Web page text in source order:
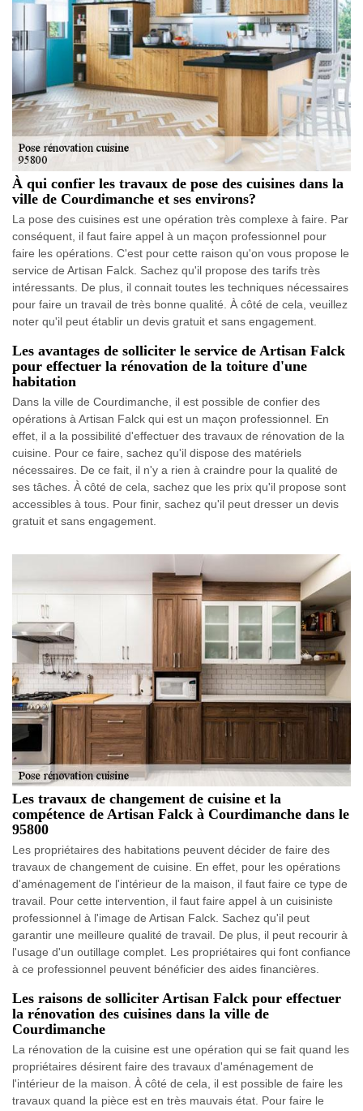
À qui confier les travaux de pose des cuisines dans la
ville de Courdimanche et ses environs?
La pose des cuisines est une opération très complexe à faire. Par
conséquent, il faut faire appel à un maçon professionnel pour
faire les opérations. C'est pour cette raison qu'on vous propose le
service de Artisan Falck. Sachez qu'il propose des tarifs très
intéressants. De plus, il connait toutes les techniques nécessaires
pour faire un travail de très bonne qualité. À côté de cela, veuillez
noter qu'il peut établir un devis gratuit et sans engagement.
Les avantages de solliciter le service de Artisan Falck
pour effectuer la rénovation de la toiture d'une
habitation
Dans la ville de Courdimanche, il est possible de confier des
opérations à Artisan Falck qui est un maçon professionnel. En
effet, il a la possibilité d'effectuer des travaux de rénovation de la
cuisine. Pour ce faire, sachez qu'il dispose des matériels
nécessaires. De ce fait, il n'y a rien à craindre pour la qualité de
ses tâches. À côté de cela, sachez que les prix qu'il propose sont
accessibles à tous. Pour finir, sachez qu'il peut dresser un devis
gratuit et sans engagement.
Les travaux de changement de cuisine et la
compétence de Artisan Falck à Courdimanche dans le
95800
Les propriétaires des habitations peuvent décider de faire des
travaux de changement de cuisine. En effet, pour les opérations
d'aménagement de l'intérieur de la maison, il faut faire ce type de
travail. Pour cette intervention, il faut faire appel à un cuisiniste
professionnel à l'image de Artisan Falck. Sachez qu'il peut
garantir une meilleure qualité de travail. De plus, il peut recourir à
l'usage d'un outillage complet. Les propriétaires qui font confiance
à ce professionnel peuvent bénéficier des aides financières.
Les raisons de solliciter Artisan Falck pour effectuer
la rénovation des cuisines dans la ville de
Courdimanche
La rénovation de la cuisine est une opération qui se fait quand les
propriétaires désirent faire des travaux d'aménagement de
l'intérieur de la maison. À côté de cela, il est possible de faire les
travaux quand la pièce est en très mauvais état. Pour faire le